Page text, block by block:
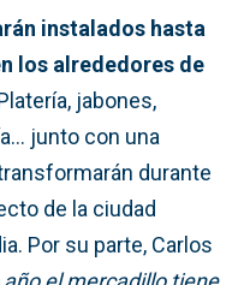
instalados hasta
los alrededores de
jabones,
junto con una
durante
de la ciudad
Por su parte, Carlos